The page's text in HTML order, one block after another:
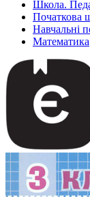
Школа.
Початкова
Навчальні
Математика